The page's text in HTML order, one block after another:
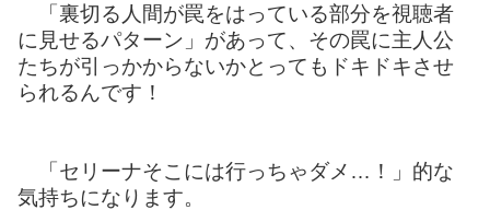
「裏切る人間が罠をはっている部分を視聴者
に見せるパターン」があって、その罠に主人公
たちが引っかからないかとってもドキドキさせ
られるんです！
「セリーナそこには行っちゃダメ…！」的な
気持ちになります。